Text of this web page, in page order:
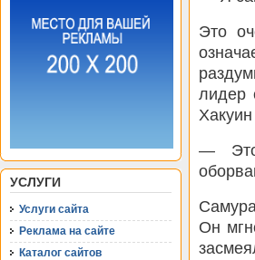
УСЛУГИ
Услуги сайта
Реклама на сайте
Каталог сайтов
Это
лидер
— Это
Он